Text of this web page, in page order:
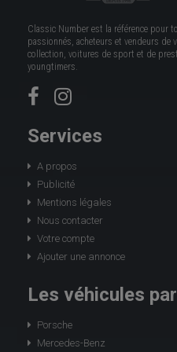
Classic Number est la référence pour
passionnés, acheteurs et vendeurs de
collection, voitures de sport et de
youngtimers.
Services
A propos
Publicité
Mentions légales
Nous contacter
Votre compte
Ajouter une annonce
Les véhicules
Porsche
Mercedes-Benz